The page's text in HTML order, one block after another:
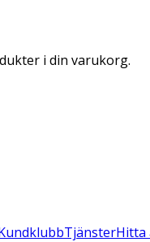
i din varukorg.
TjänsterHitta